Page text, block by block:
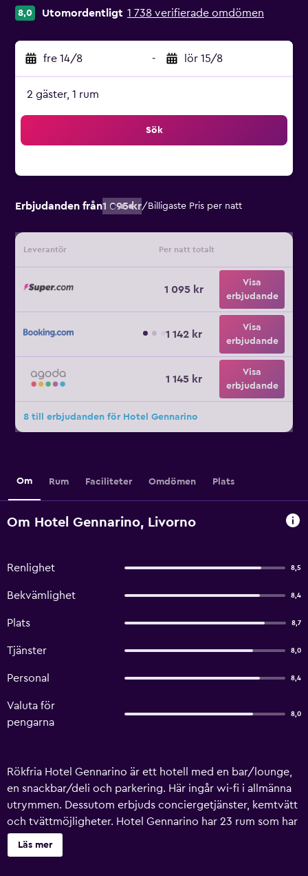
8,0 Utomordentligt 1 738 verifierade omdömen
fre 14/8 - lör 15/8
2 gäster, 1 rum
Sök
Erbjudanden från1 095 kr/ Billigaste Pris per natt
Leverantör Per natt totalt
1 095 kr
Visa
erbjudande
1 142 kr
Visa
erbjudande
1 145 kr
Visa
erbjudande
8 till erbjudanden för Hotel Gennarino
Om Rum Faciliteter Omdömen Plats
Om Hotel Gennarino, Livorno
Renlighet 8,5
Bekvämlighet 8,4
Plats 8,7
Tjänster 8,0
Personal 8,4
Valuta för
pengarna
8,0
Rökfria Hotel Gennarino är ett hotell med en bar/lounge,
en snackbar/deli och parkering. Här ingår wi-fi i allmänna
utrymmen. Dessutom erbjuds conciergetjänster, kemtvätt
och tvättmöjligheter. Hotel Gennarino har 23 rum som har
ingång från loftgång samt minibar och
värdeförvaringsskåp. Sängarna har memory foam-
Läs mer